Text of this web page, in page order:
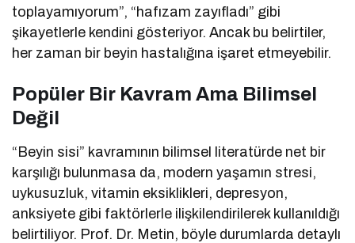
toplayamıyorum”, “hafızam zayıfladı” gibi
şikayetlerle kendini gösteriyor. Ancak bu belirtiler,
her zaman bir beyin hastalığına işaret etmeyebilir.
Popüler Bir Kavram Ama Bilimsel
Değil
“Beyin sisi” kavramının bilimsel literatürde net bir
karşılığı bulunmasa da, modern yaşamın stresi,
uykusuzluk, vitamin eksiklikleri, depresyon,
anksiyete gibi faktörlerle ilişkilendirilerek kullanıldığı
belirtiliyor. Prof. Dr. Metin, böyle durumlarda detaylı